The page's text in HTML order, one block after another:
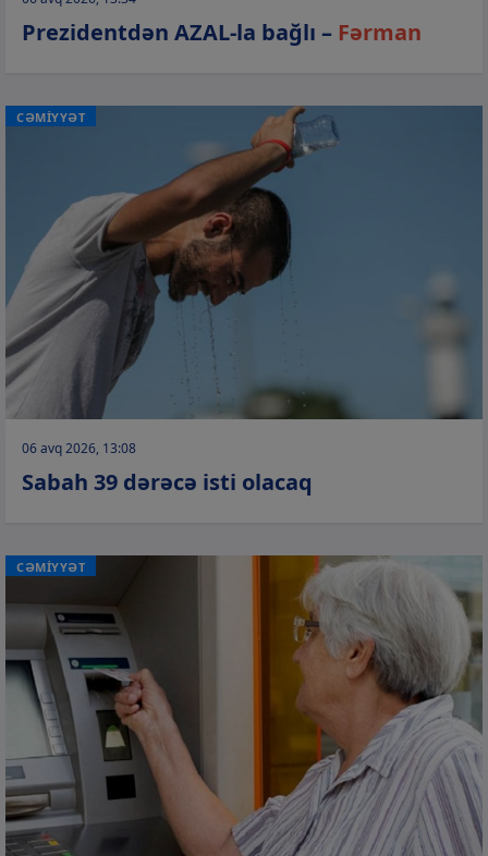
Prezidentdən AZAL-la bağlı – Fərman
CƏMİYYƏT
06 avq 2026, 13:08
Sabah 39 dərəcə isti olacaq
CƏMİYYƏT